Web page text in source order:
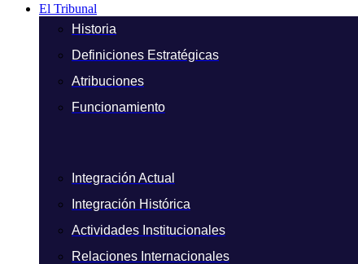
El Tribunal
Historia
Definiciones Estratégicas
Atribuciones
Funcionamiento
Integración Actual
Integración Histórica
Actividades Institucionales
Relaciones Internacionales